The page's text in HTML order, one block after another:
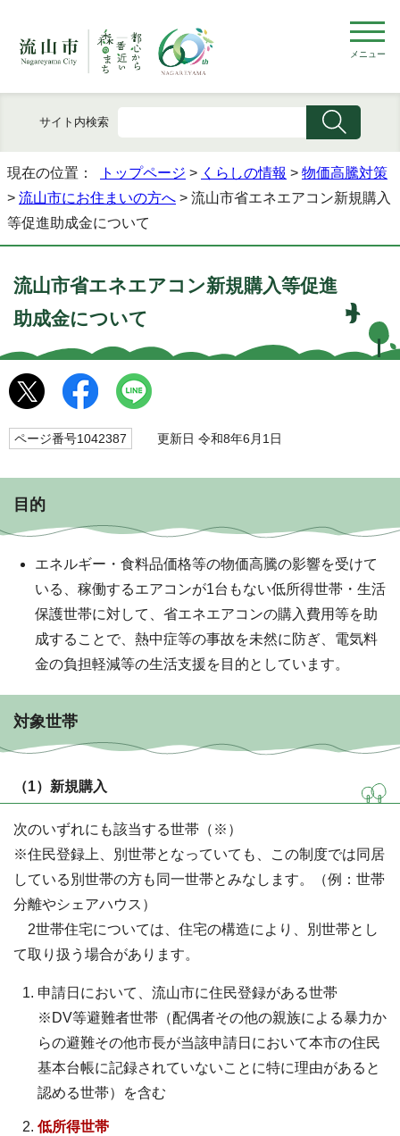
メニュー
サイト内検索
現在の位置： トップページ > くらしの情報 > 物価高騰対策
> 流山市にお住まいの方へ > 流山市省エネエアコン新規購入
等促進助成金について
流山市省エネエアコン新規購入等促進
助成金について
ページ番号1042387 更新日 令和8年6月1日
目的
エネルギー・食料品価格等の物価高騰の影響を受けて
いる、稼働するエアコンが1台もない低所得世帯・生活
保護世帯に対して、省エネエアコンの購入費用等を助
成することで、熱中症等の事故を未然に防ぎ、電気料
金の負担軽減等の生活支援を目的としています。
対象世帯
（1）新規購入
次のいずれにも該当する世帯（※）
※住民登録上、別世帯となっていても、この制度では同居
している別世帯の方も同一世帯とみなします。（例：世帯
分離やシェアハウス）
2世帯住宅については、住宅の構造により、別世帯とし
て取り扱う場合があります。
申請日において、流山市に住民登録がある世帯
※DV等避難者世帯（配偶者その他の親族による暴力か
らの避難その他市長が当該申請日において本市の住民
基本台帳に記録されていないことに特に理由があると
認める世帯）を含む
低所得世帯